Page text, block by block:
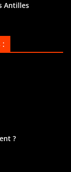
Antilles
:
?